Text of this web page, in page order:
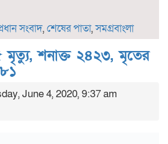
সংবাদ,শেষের পাতা,সমগ্রবাংলা
শনাক্ত ২৪২৩, মৃতের
June 4, 2020, 9:37 am